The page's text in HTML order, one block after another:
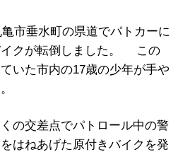
市垂水町の県道でパトカーに
イクが転倒しました。 この
いた市内の17歳の少年が手や
の交差点でパトロール中の警
はねあげた原付きバイクを発